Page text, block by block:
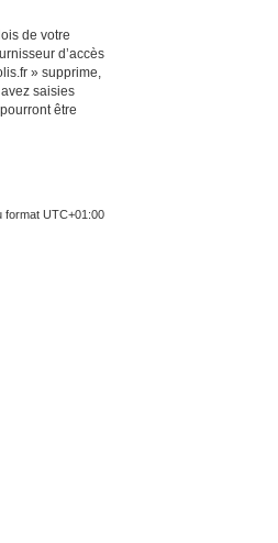
de votre
d’accès
» supprime,
saisies
être
format UTC+01:00